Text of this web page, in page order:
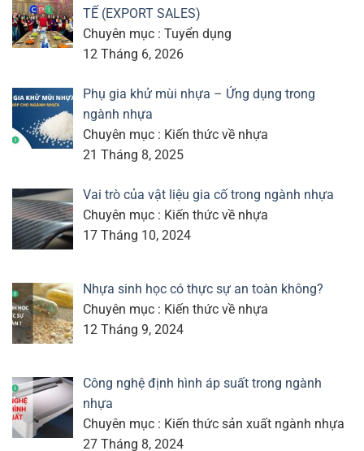
TẾ (EXPORT SALES)
Chuyên mục : Tuyển dụng
12 Tháng 6, 2026
Phụ gia khử mùi nhựa – Ứng dụng trong
ngành nhựa
Chuyên mục : Kiến thức về nhựa
21 Tháng 8, 2025
Vai trò của vật liệu gia cố trong ngành nhựa
Chuyên mục : Kiến thức về nhựa
17 Tháng 10, 2024
Nhựa sinh học có thực sự an toàn không?
Chuyên mục : Kiến thức về nhựa
12 Tháng 9, 2024
Công nghệ định hình áp suất trong ngành
nhựa
Chuyên mục : Kiến thức sản xuất ngành nhựa
27 Tháng 8, 2024